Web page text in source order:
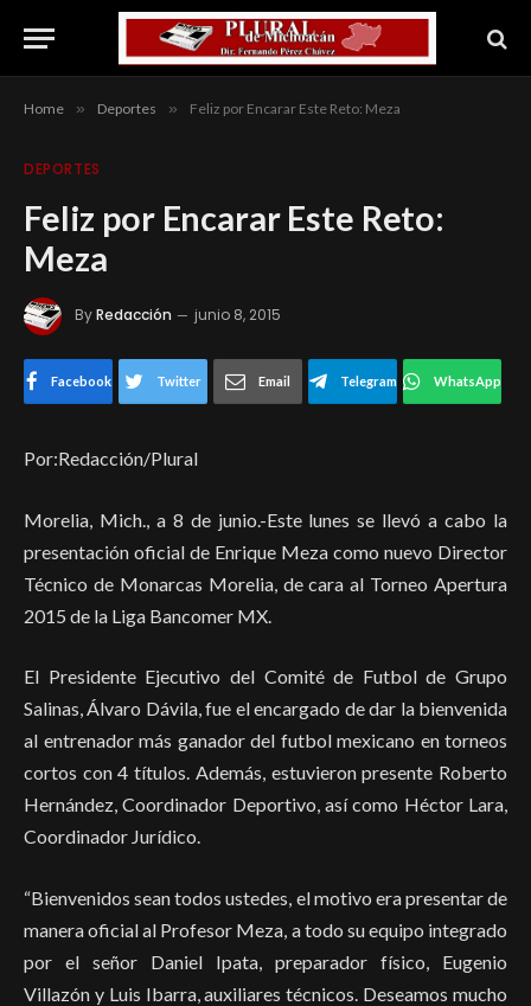
Home » Deportes » Feliz por Encarar Este Reto: Meza
DEPORTES
Feliz por Encarar Este Reto:
Meza
ByRedacción junio 8, 2015
Facebook Twitter Email Telegram WhatsApp
Por:Redacción/Plural
Morelia, Mich., a 8 de junio.-Este lunes se llevó a cabo la
presentación oficial de Enrique Meza como nuevo Director
Técnico de Monarcas Morelia, de cara al Torneo Apertura
2015 de la Liga Bancomer MX.
El Presidente Ejecutivo del Comité de Futbol de Grupo
Salinas, Álvaro Dávila, fue el encargado de dar la bienvenida
al entrenador más ganador del futbol mexicano en torneos
cortos con 4 títulos. Además, estuvieron presente Roberto
Hernández, Coordinador Deportivo, así como Héctor Lara,
Coordinador Jurídico.
“Bienvenidos sean todos ustedes, el motivo era presentar de
manera oficial al Profesor Meza, a todo su equipo integrado
por el señor Daniel Ipata, preparador físico, Eugenio
Villazón y Luis Ibarra, auxiliares técnicos. Deseamos mucho